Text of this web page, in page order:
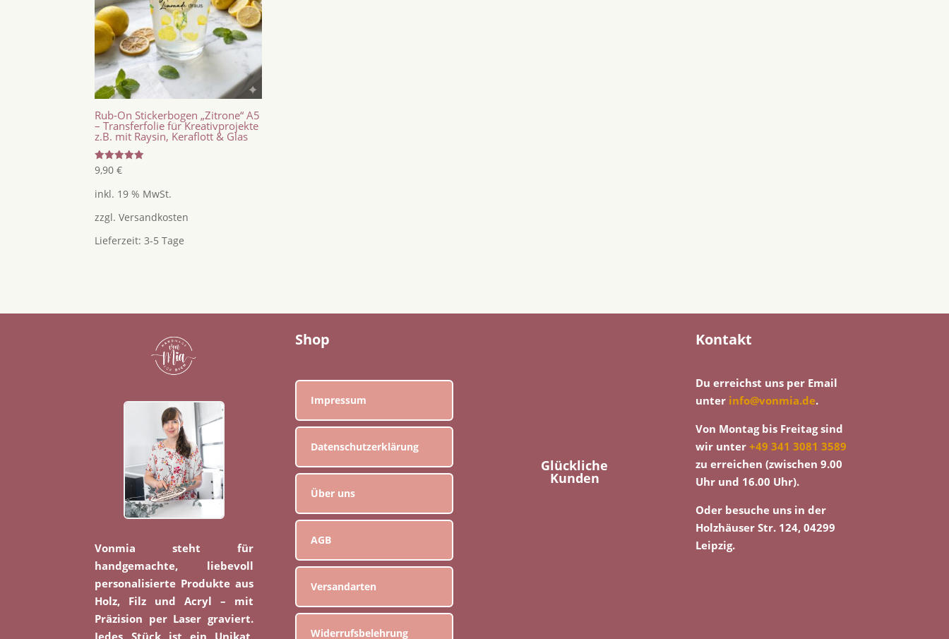
Rub-On Stickerbogen „Zitrone“ A5
– Transferfolie für Kreativprojekte
z.B. mit Raysin, Keraflott & Glas
Bewertet
mit
von 5
9,90€
inkl. 19 % MwSt.
zzgl.Versandkosten
Lieferzeit:3-5 Tage
Vonmia steht für
handgemachte, liebevoll
personalisierte Produkte aus
Holz, Filz und Acryl – mit
Präzision per Laser graviert.
Shop
Impressum
Datenschutzerklärung
Über uns
AGB
Versandarten
Widerrufsbelehrung
Glückliche
Kunden
Kontakt
Du erreichst uns per Email
unter info@vonmia.de.
Von Montag bis Freitag sind
wir unter+49 341 3081 3589
zu erreichen (zwischen 9.00
Uhr und 16.00 Uhr).
Oder besuche uns in der
Holzhäuser Str. 124, 04299
Leipzig.